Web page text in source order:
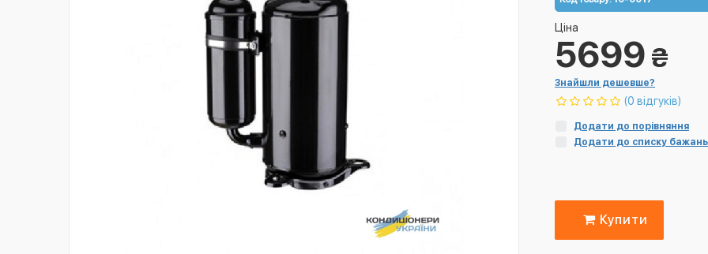
Ціна
5699 ₴
Знайшли дешевше?
(0 відгуків)
Додати до порівняння
Додати до списку бажань
Купити